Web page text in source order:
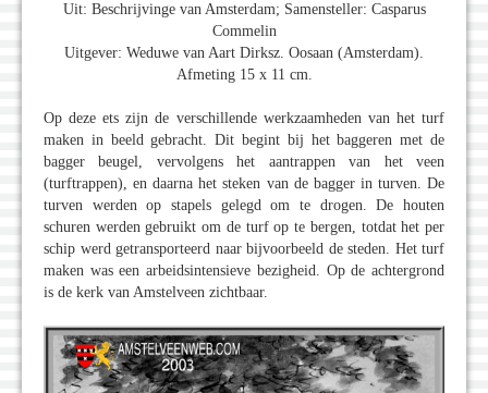
Uit: Beschrijvinge van Amsterdam; Samensteller: Casparus
Commelin
Uitgever: Weduwe van Aart Dirksz. Oosaan (Amsterdam).
Afmeting 15 x 11 cm.
Op deze ets zijn de verschillende werkzaamheden van het turf
maken in beeld gebracht. Dit begint bij het baggeren met de
bagger beugel, vervolgens het aantrappen van het veen
(turftrappen), en daarna het steken van de bagger in turven. De
turven werden op stapels gelegd om te drogen. De houten
schuren werden gebruikt om de turf op te bergen, totdat het per
schip werd getransporteerd naar bijvoorbeeld de steden. Het turf
maken was een arbeidsintensieve bezigheid. Op de achtergrond
is de kerk van Amstelveen zichtbaar.